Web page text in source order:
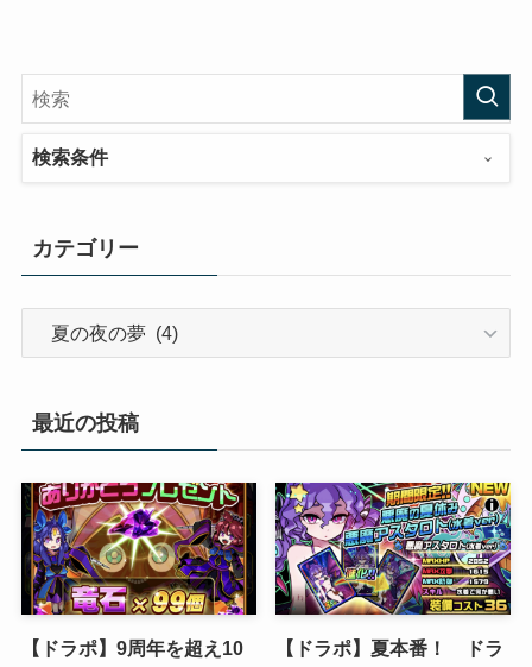
検索条件
カテゴリー
リ
最近の投稿
【ドラポ】9周年を超え10
【ドラポ】夏本番！ ドラ